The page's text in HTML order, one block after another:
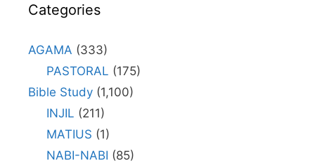
Categories
AGAMA (333)
PASTORAL (175)
Bible Study (1,100)
INJIL (211)
MATIUS (1)
NABI-NABI (85)